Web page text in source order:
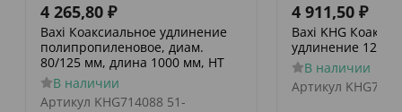
4 265,80 ₽
Baxi Коаксиальное удлинение
полипропиленовое, диам.
80/125 мм, длина 1000 мм, HT
В наличии
Артикул KHG714088 51-
4 911,50 ₽
Baxi KHG
удлинение 125/
В наличии
Артикул